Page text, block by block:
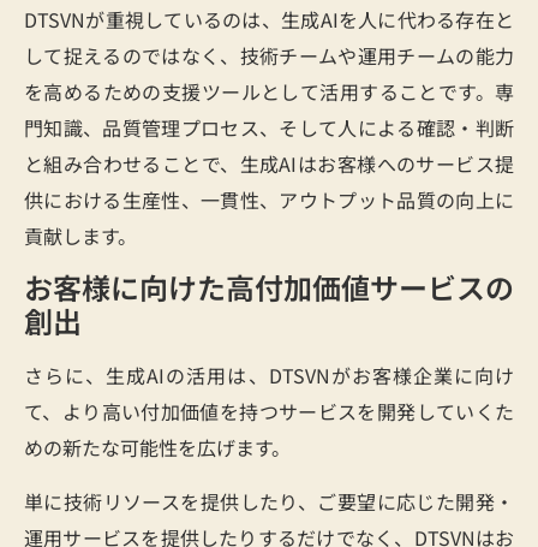
DTSVNが重視しているのは、生成AIを人に代わる存在と
して捉えるのではなく、技術チームや運用チームの能力
を高めるための支援ツールとして活用することです。専
門知識、品質管理プロセス、そして人による確認・判断
と組み合わせることで、生成AIはお客様へのサービス提
供における生産性、一貫性、アウトプット品質の向上に
貢献します。
お客様に向けた高付加価値サービスの
創出
さらに、生成AIの活用は、DTSVNがお客様企業に向け
て、より高い付加価値を持つサービスを開発していくた
めの新たな可能性を広げます。
単に技術リソースを提供したり、ご要望に応じた開発・
運用サービスを提供したりするだけでなく、DTSVNはお